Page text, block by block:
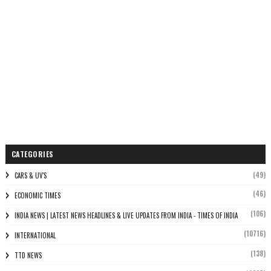
CATEGORIES
CARS & UV'S (49)
ECONOMIC TIMES (46)
INDIA NEWS | LATEST NEWS HEADLINES & LIVE UPDATES FROM INDIA - TIMES OF INDIA (106)
INTERNATIONAL (10716)
TTD NEWS (138)